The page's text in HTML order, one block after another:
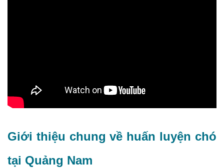
Giới thiệu chung về huấn luyện chó
tại Quảng Nam